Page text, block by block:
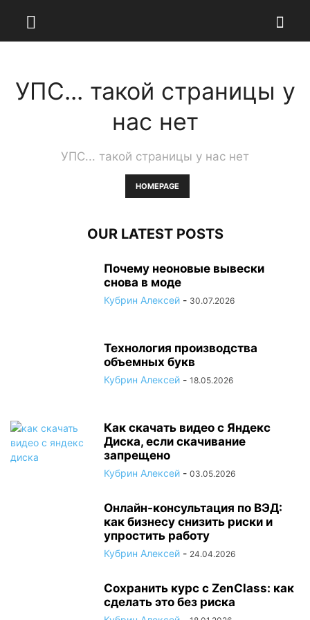
УПС... такой страницы у
нас нет
УПС... такой страницы у нас нет
HOMEPAGE
OUR LATEST POSTS
Почему неоновые вывески
снова в моде
Кубрин Алексей - 30.07.2026
Технология производства
объемных букв
Кубрин Алексей - 18.05.2026
Как скачать видео с Яндекс
Диска, если скачивание
запрещено
Кубрин Алексей - 03.05.2026
Онлайн-консультация по ВЭД:
как бизнесу снизить риски и
упростить работу
Кубрин Алексей - 24.04.2026
Сохранить курс с ZenClass: как
сделать это без риска